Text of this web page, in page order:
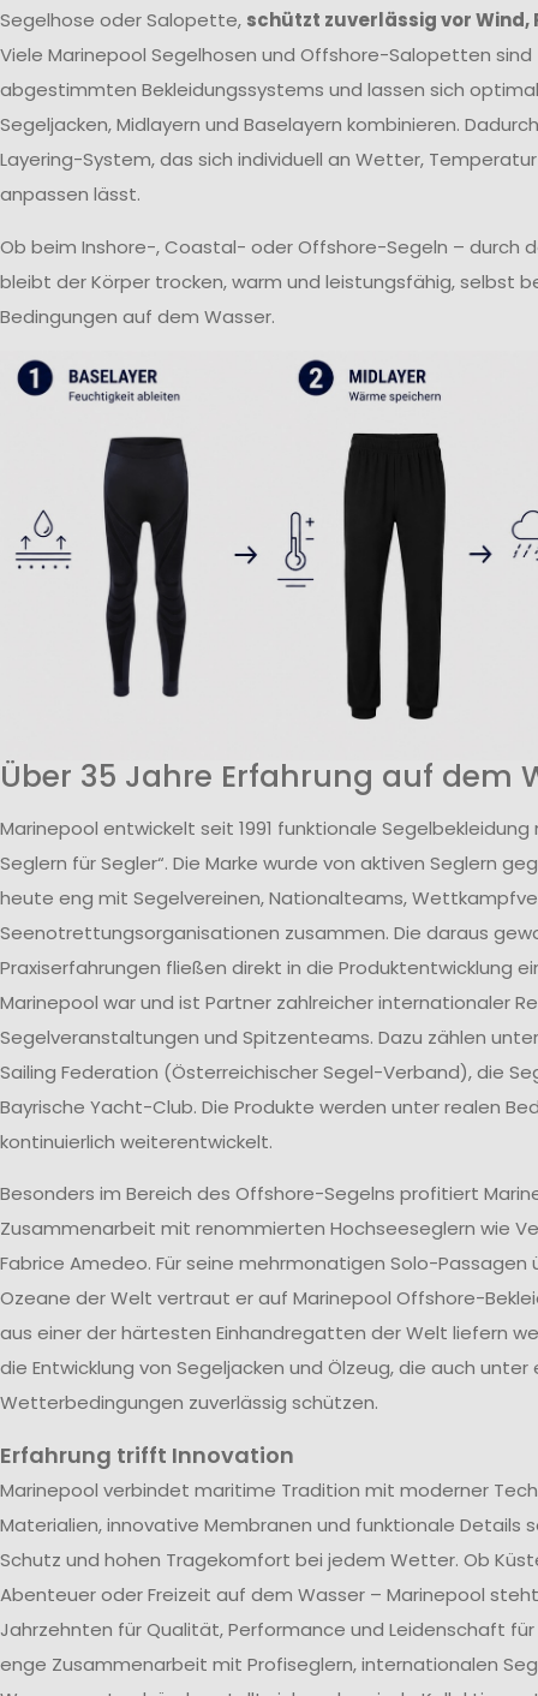
Segelhose oder Salopette, schützt zuverlässig vor Wind,
Viele Marinepool Segelhosen und Offshore-Salopetten sind
abgestimmten Bekleidungssystems und lassen sich
Segeljacken, Midlayern und Baselayern kombinieren.
Layering-System, das sich individuell an Wetter,
anpassen lässt.
Ob beim Inshore-, Coastal- oder Offshore-Segeln – durch
bleibt der Körper trocken, warm und leistungsfähig, selbst
Bedingungen auf dem Wasser.
Über 35 Jahre Erfahrung auf dem
Marinepool entwickelt seit 1991 funktionale Segelbekleidung
Seglern für Segler“. Die Marke wurde von aktiven Seglern
heute eng mit Segelvereinen, Nationalteams,
Seenotrettungsorganisationen zusammen. Die daraus
Praxiserfahrungen fließen direkt in die Produktentwicklung
Marinepool war und ist Partner zahlreicher internationaler
Segelveranstaltungen und Spitzenteams. Dazu zählen
Sailing Federation (Österreichischer Segel-Verband), die
Bayrische Yacht-Club. Die Produkte werden unter realen
kontinuierlich weiterentwickelt.
Besonders im Bereich des Offshore-Segelns profitiert
Zusammenarbeit mit renommierten Hochseeseglern wie
Fabrice Amedeo. Für seine mehrmonatigen Solo-
Ozeane der Welt vertraut er auf Marinepool Offshore-
aus einer der härtesten Einhandregatten der Welt liefern
die Entwicklung von Segeljacken und Ölzeug, die auch
Wetterbedingungen zuverlässig schützen.
Erfahrung trifft Innovation
Marinepool verbindet maritime Tradition mit moderner
Materialien, innovative Membranen und funktionale Details
Schutz und hohen Tragekomfort bei jedem Wetter. Ob
Abenteuer oder Freizeit auf dem Wasser – Marinepool
Jahrzehnten für Qualität, Performance und Leidenschaft
enge Zusammenarbeit mit Profiseglern, internationalen